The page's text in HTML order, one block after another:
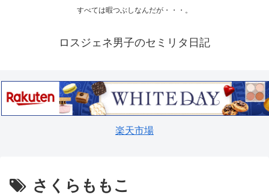
すべては暇つぶしなんだが・・・。
ロスジェネ男子のセミリタ日記
楽天市場
さくらももこ